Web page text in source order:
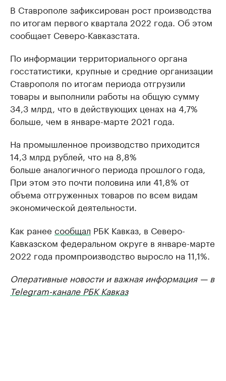
В Ставрополе зафиксирован рост производства
по итогам первого квартала 2022 года. Об этом
сообщает Северо-Кавказстата.
По информации территориального органа
госстатистики, крупные и средние организации
Ставрополя по итогам периода отгрузили
товары и выполнили работы на общую сумму
34,3 млрд, что в действующих ценах на 4,7%
больше, чем в январе-марте 2021 года.
На промышленное производство приходится
14,3 млрд рублей, что на 8,8%
больше аналогичного периода прошлого года,
При этом это почти половина или 41,8% от
объема отгруженных товаров по всем видам
экономической деятельности.
Как ранее сообщал РБК Кавказ, в Северо-
Кавказском федеральном округе в январе-марте
2022 года промпроизводство выросло на 11,1%.
Оперативные новости и важная информация — в
Telegram-канале РБК Кавказ